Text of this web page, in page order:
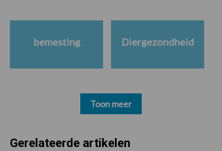
bemesting Diergezondheid
Toon meer
Gerelateerde artikelen